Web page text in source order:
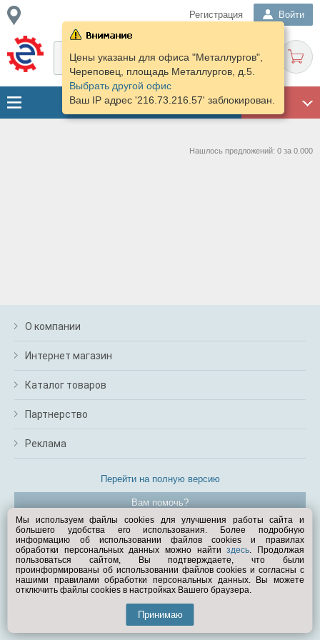
Регистрация Войти
ГАРАЖ
Цены указаны для офиса "Металлургов",
Череповец, площадь Металлургов, д.5.
Выбрать другой офис
Ваш IP адрес '216.73.216.57' заблокирован.
Нашлось предложений: 0 за 0.000
О компании
Интернет магазин
Каталог товаров
Партнерство
Реклама
Перейти на полную версию
Вам помочь?
© Exist.ru 1998—2026
Мы используем файлы cookies для улучшения работы сайта и
большего удобства его использования. Более подробную
информацию об использовании файлов cookies и правилах
обработки персональных данных можно найтиздесь. Продолжая
пользоваться сайтом, Вы подтверждаете, что были
проинформированы об использовании файлов cookies и согласны с
нашими правилами обработки персональных данных. Вы можете
отключить файлы cookies в настройках Вашего браузера.
Принимаю